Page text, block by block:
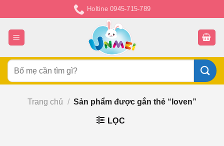
đến
nội
dung
Holtine 0945-715-789
Tìm
kiếm:
Trang chủ / Sản phẩm được gắn thẻ “loven”
LỌC